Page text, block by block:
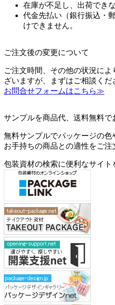
在庫が不足し、出荷でき
代金先払い（銀行振込・
けできません。
ご注文後の変更について
ご注文時間、その他の状況に
ざいますが、まずはご相談くだ
お問合せフォームはこちら≫
サンプルを商品代、送料無料で
無料サンプルでパッケージの色
お手持ちの商品との適性をご注
包装資材の検索に便利なサイト